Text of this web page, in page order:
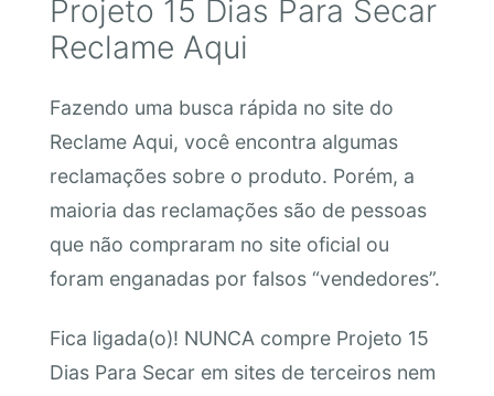
Projeto 15 Dias Para Secar
Reclame Aqui
Fazendo uma busca rápida no site do
Reclame Aqui, você encontra algumas
reclamações sobre o produto. Porém, a
maioria das reclamações são de pessoas
que não compraram no site oficial ou
foram enganadas por falsos “vendedores”.
Fica ligada(o)! NUNCA compre Projeto 15
Dias Para Secar em sites de terceiros nem